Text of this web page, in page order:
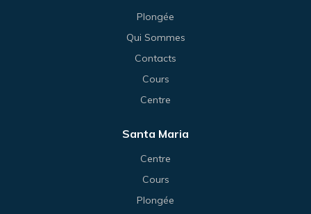
Plongée
Qui Sommes
Contacts
Cours
Centre
Santa Maria
Centre
Cours
Plongée